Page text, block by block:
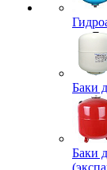
Баки
Баки